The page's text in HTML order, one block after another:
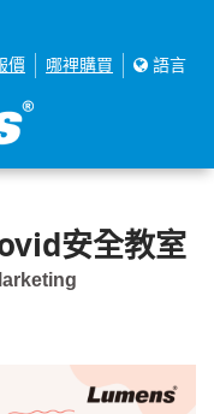
價 哪裡購買 語言
安全教室